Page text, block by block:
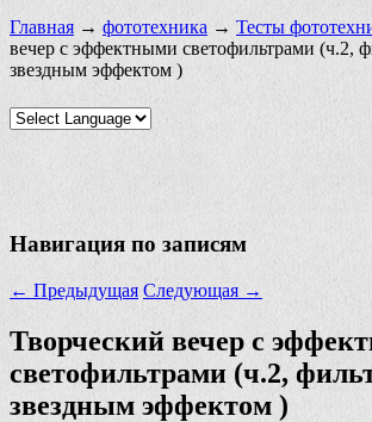
Главная → фототехника → Тесты
вечер с эффектными светофильтрами (ч.2,
звездным эффектом )
Навигация по записям
← Предыдущая Следующая →
Творческий вечер с
светофильтрами (ч.2,
звездным эффектом )